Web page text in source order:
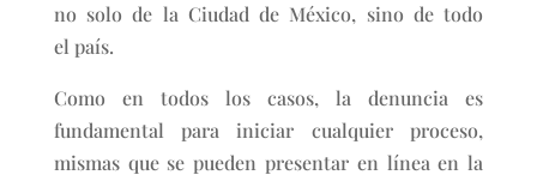
no solo de la Ciudad de México, sino de todo
el país.
Como en todos los casos, la denuncia es
fundamental para iniciar cualquier proceso,
mismas que se pueden presentar en línea en la